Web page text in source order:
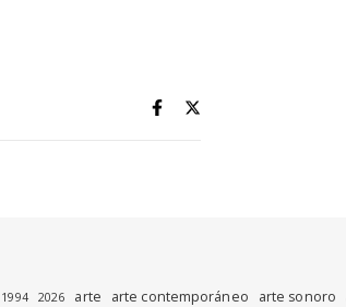
1994 2026 arte arte contemporáneo arte sonoro